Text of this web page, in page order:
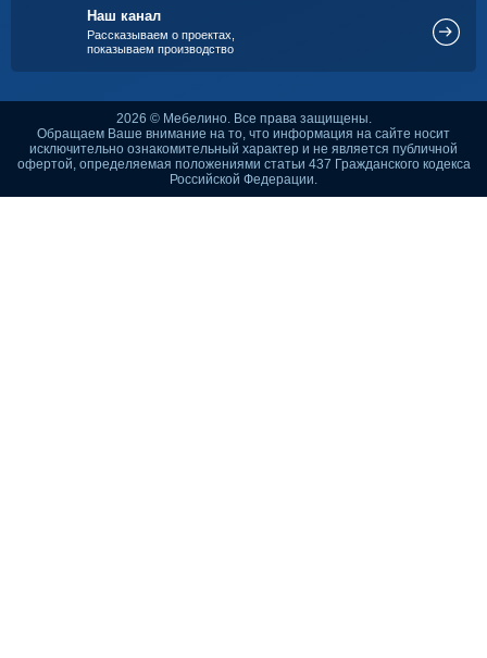
Наш канал
Рассказываем о проектах,
показываем производство
2026 © Мебелино. Все права защищены.
Обращаем Ваше внимание на то, что информация на сайте носит
исключительно ознакомительный характер и не является публичной
офертой, определяемая положениями статьи 437 Гражданского кодекса
Российской Федерации.